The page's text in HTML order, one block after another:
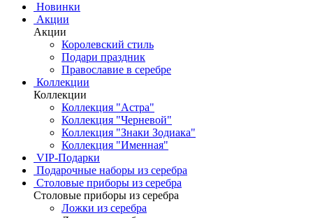
Новинки
Акции
Акции
Королевский стиль
Подари праздник
Православие в серебре
Коллекции
Коллекции
Коллекция "Астра"
Коллекция "Черневой"
Коллекция "Знаки Зодиака"
Коллекция "Именная"
VIP-Подарки
Подарочные наборы из серебра
Столовые приборы из серебра
Столовые приборы из серебра
Ложки из серебра